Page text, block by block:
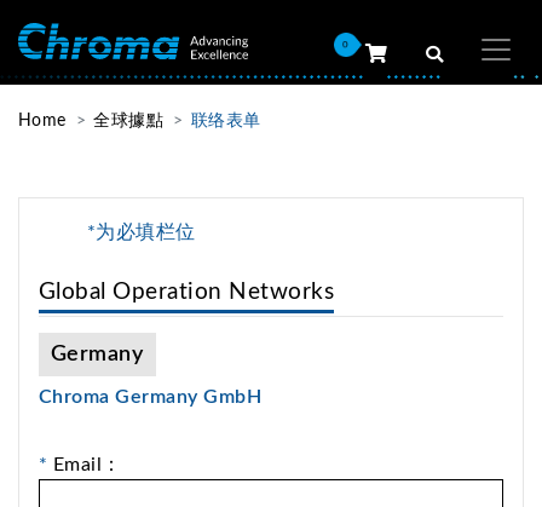
0
Home 全球據點 联络表单
*为必填栏位
Global Operation Networks
Germany
Chroma Germany GmbH
* Email：